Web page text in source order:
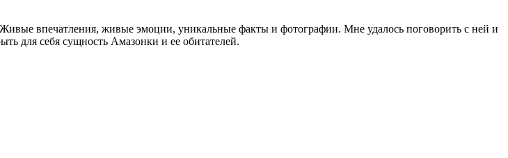
впечатления, живые эмоции, уникальные факты и фотографии. Мне удалось поговорить с ней и
для себя сущность Амазонки и ее обитателей.